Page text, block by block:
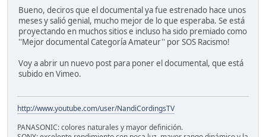
Bueno, deciros que el documental ya fue estrenado hace unos
meses y salió genial, mucho mejor de lo que esperaba. Se está
proyectando en muchos sitios e incluso ha sido premiado como
''Mejor documental Categoría Amateur'' por SOS Racismo!
Voy a abrir un nuevo post para poner el documental, que está
subido en Vimeo.
http://www.youtube.com/user/NandiCordingsTV
PANASONIC: colores naturales y mayor definición.